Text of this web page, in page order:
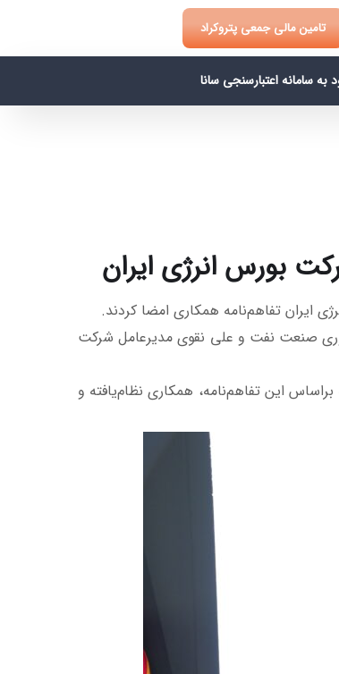
تامین مالی جمعی پتروکراد
به سامانه اعتبارسنجی سانا
بورس انرژی ایران
صنعت نفت و علی نقوی مدیرعامل شرکت
این تفاهم‌­نامه، همکاری نظام‌­یافته و